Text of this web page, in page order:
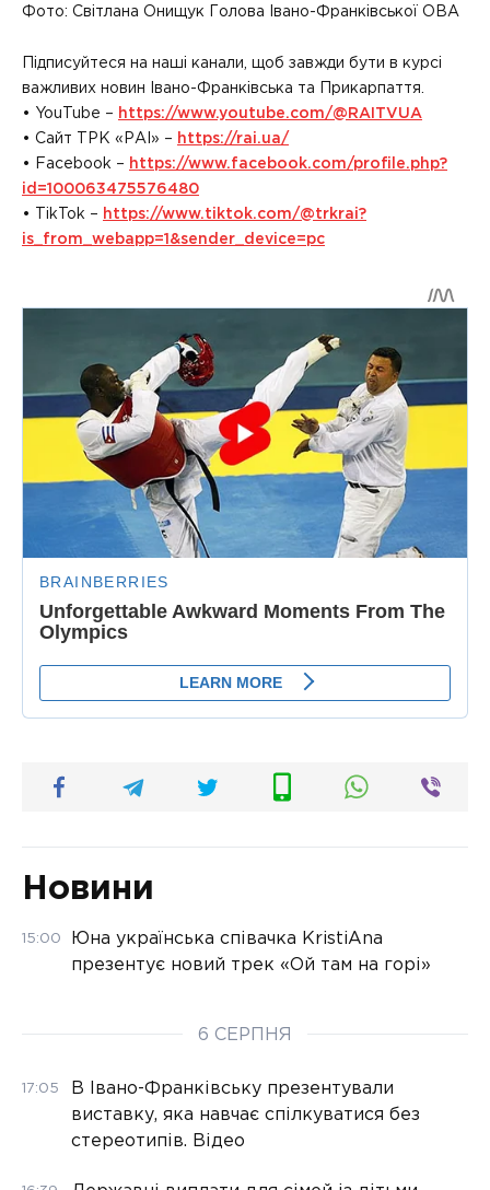
Фото: Світлана Онищук Голова Івано-Франківської ОВА
Підписуйтеся на наші канали, щоб завжди бути в курсі
важливих новин Івано-Франківська та Прикарпаття.
• YouTube – https://www.youtube.com/@RAITVUA
• Сайт ТРК «РАІ» – https://rai.ua/
• Facebook – https://www.facebook.com/profile.php?
id=100063475576480
• TikTok – https://www.tiktok.com/@trkrai?
is_from_webapp=1&sender_device=pc
Новини
15:00
Юна українська співачка KristiAna
презентує новий трек «Ой там на горі»
6 СЕРПНЯ
17:05
В Івано-Франківську презентували
виставку, яка навчає спілкуватися без
стереотипів. Відео